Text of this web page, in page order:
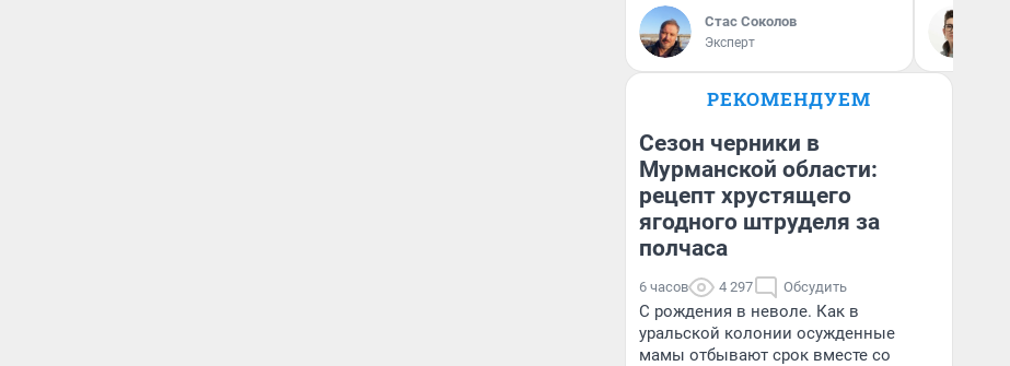
Стас Соколов
Эксперт
РЕКОМЕНДУЕМ
Сезон черники в
Мурманской области:
рецепт хрустящего
ягодного штруделя за
полчаса
6 часов 4 297 Обсудить
С рождения в неволе. Как в
уральской колонии осужденные
мамы отбывают срок вместе со